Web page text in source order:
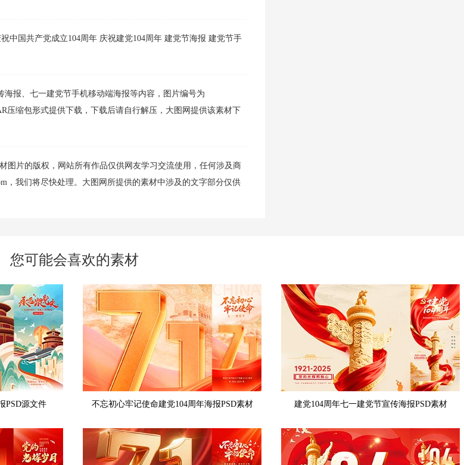
中国共产党成立104周年 庆祝建党104周年 建党节海报 建党节手
报、七一建党节手机移动端海报等内容，图片编号为
压缩包形式提供下载，下载后请自行解压，大图网提供该素材下
图片的版权，网站所有作品仅供网友学习交流使用，任何涉及商
，我们将尽快处理。大图网所提供的素材中涉及的文字部分仅供
您可能会喜欢的素材
PSD源文件 不忘初心牢记使命建党104周年海报PSD素材 建党104周年七一建党节宣传海报PSD素材